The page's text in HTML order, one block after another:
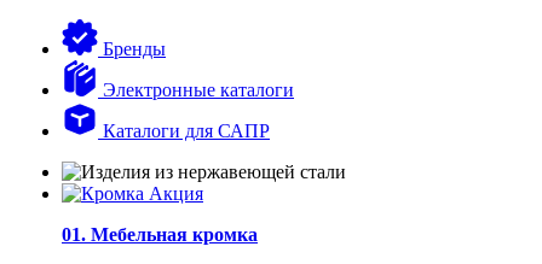
Бренды
Электронные каталоги
Каталоги для САПР
01. Мебельная кромка